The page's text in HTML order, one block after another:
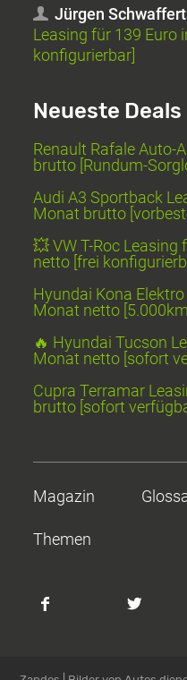
Jürgen
Leasing für 139 Euro
konfigurierbar]
Neueste Deals
Renault Rafale Auto-
brutto [Rundum-
Audi A3 Sportback
Monat brutto
💥 VW T-Roc
netto [frei
Hyundai Kona
Monat netto [5.000km]
🔥 Hyundai Tucson
Monat netto [sofort
Cupra Terramar
brutto [sofort
Magazin
Themen